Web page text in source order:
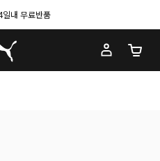
내 무료반품
홈
장바